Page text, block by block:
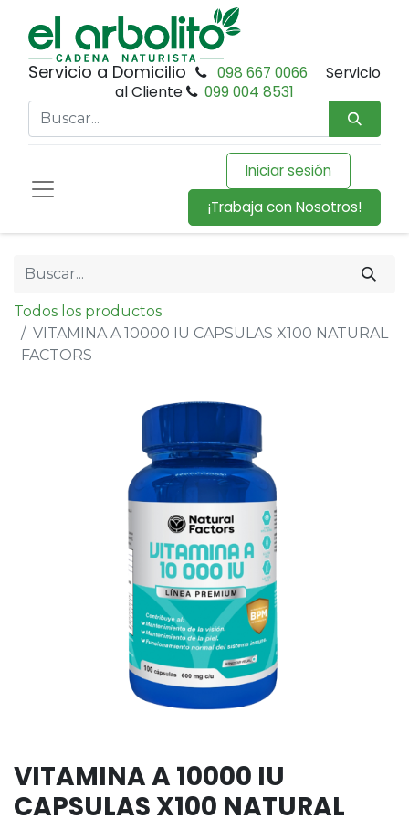
Servicio a Domicilio 098 667 0066
Servicio
al Cliente
099 004 8531
Iniciar sesión
¡Trabaja con Nosotros!
Todos los productos
VITAMINA A 10000 IU CAPSULAS X100 NATURAL
FACTORS
VITAMINA A 10000 IU
CAPSULAS X100 NATURAL